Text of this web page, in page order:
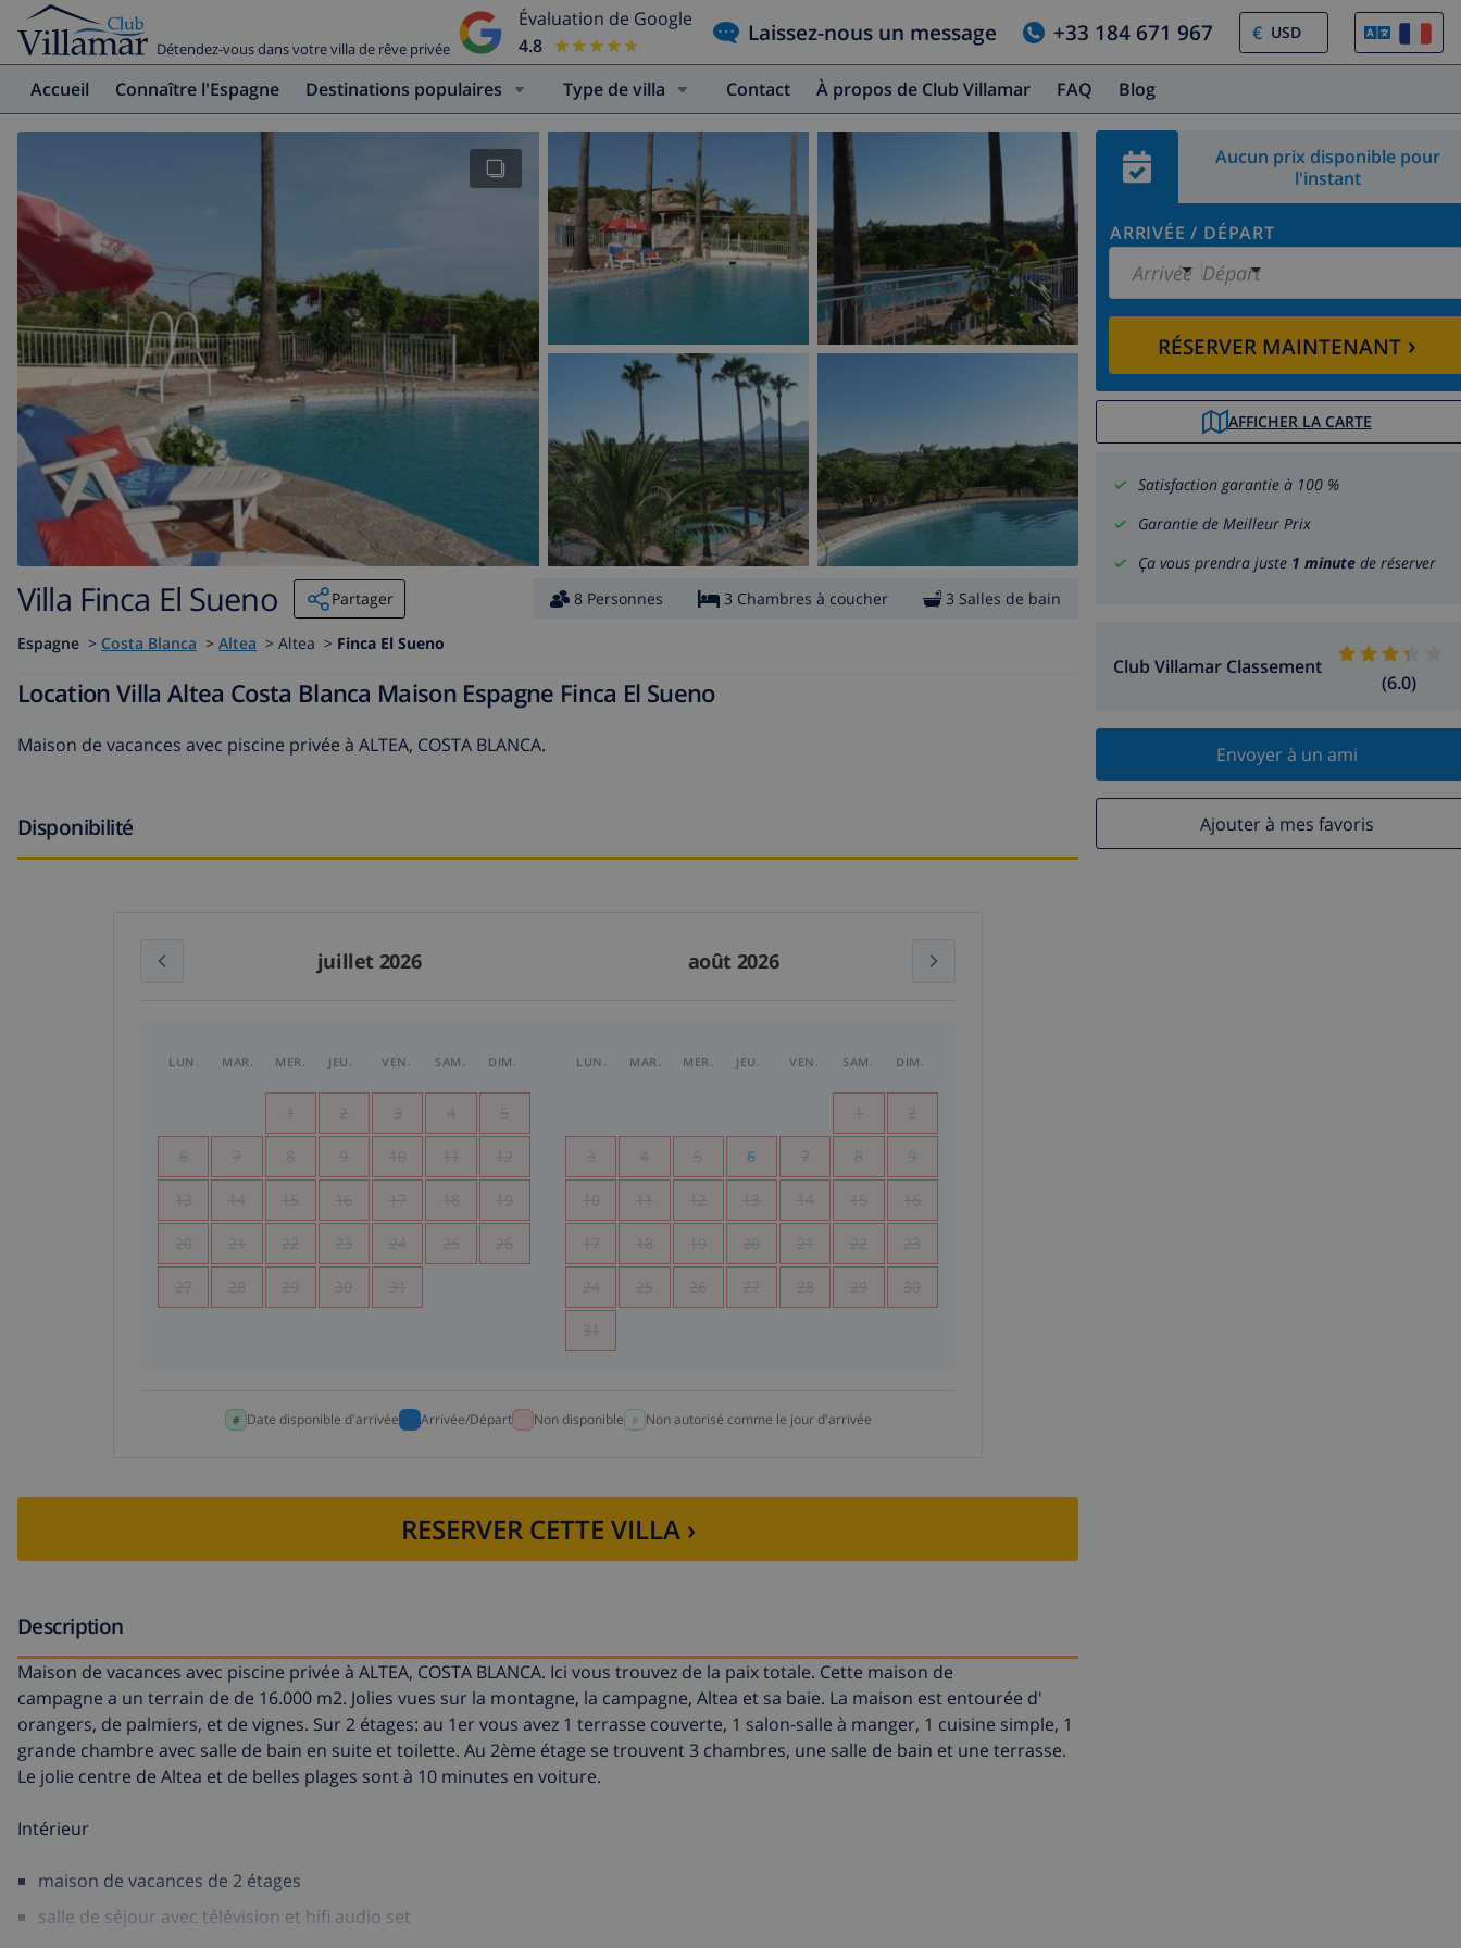
Détendez-vous dans votre villa de rêve privée
Évaluation de Google
4.8 ★★★★★
★★★★★ Laissez-nous un message +33 184 671 967 €
Accueil Connaître l'Espagne Destinations populaires Type de villa Contact À propos de Club Villamar FAQ Blog
Aucun prix disponible pour
l'instant
ARRIVÉE / DÉPART
Arrivée Départ
RÉSERVER MAINTENANT›
AFFICHER LA CARTE
Satisfaction garantie à 100 %
Garantie de Meilleur Prix
Ça vous prendra juste 1 minute de réserver
Club Villamar Classement
(6.0)
Envoyer à un ami
Ajouter à mes favoris
Villa Finca El Sueno Partager 8 Personnes 3 Chambres à coucher 3 Salles de bain
Espagne > Costa Blanca > Altea > Altea > Finca El Sueno
Location Villa Altea Costa Blanca Maison Espagne Finca El Sueno
Maison de vacances avec piscine privée à ALTEA, COSTA BLANCA.
Disponibilité
juillet 2026 août 2026
LUN. MAR. MER. JEU. VEN. SAM. DIM.
1 2 3 4 5
6 7 8 9 10 11 12
13 14 15 16 17 18 19
20 21 22 23 24 25 26
27 28 29 30 31
LUN. MAR. MER. JEU. VEN. SAM. DIM.
1 2
3 4 5 6 7 8 9
10 11 12 13 14 15 16
17 18 19 20 21 22 23
24 25 26 27 28 29 30
31
Date disponible d'arrivée Arrivée/Départ Non disponible Non autorisé comme le jour d'arrivée
RESERVER CETTE VILLA ›
Description
Maison de vacances avec piscine privée à ALTEA, COSTA BLANCA. Ici vous trouvez de la paix totale. Cette maison de
campagne a un terrain de de 16.000 m2. Jolies vues sur la montagne, la campagne, Altea et sa baie. La maison est entourée d'
orangers, de palmiers, et de vignes. Sur 2 étages: au 1er vous avez 1 terrasse couverte, 1 salon-salle à manger, 1 cuisine simple, 1
grande chambre avec salle de bain en suite et toilette. Au 2ème étage se trouvent 3 chambres, une salle de bain et une terrasse.
Le jolie centre de Altea et de belles plages sont à 10 minutes en voiture.
Intérieur
maison de vacances de 2 étages
salle de séjour avec télévision et hifi audio set